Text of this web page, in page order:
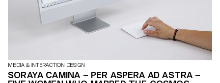
MEDIA & INTERACTION DESIGN
SORAYA CAMINA – PER ASPERA AD ASTRA –